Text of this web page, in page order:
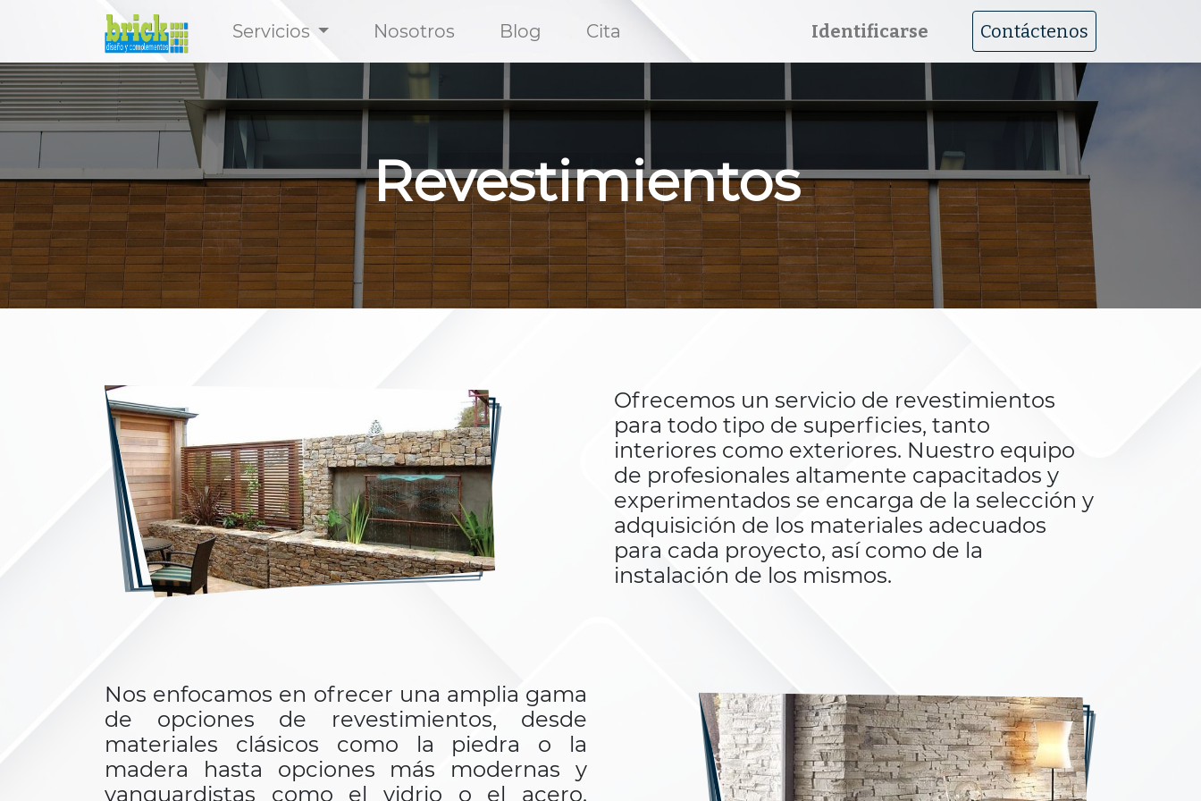
Servicios Nosotros​ Blog Cita Identificarse Contáctenos
Revestimientos
Ofrecemos un servicio de revestimientos
para todo tipo de superficies, tanto
interiores como exteriores. Nuestro equipo
de profesionales altamente capacitados y
experimentados se encarga de la selección y
adquisición de los materiales adecuados
para cada proyecto, así como de la
instalación de los mismos.
Nos enfocamos en ofrecer una amplia gama
de opciones de revestimientos, desde
materiales clásicos como la piedra o la
madera hasta opciones más modernas y
vanguardistas como el vidrio o el acero.